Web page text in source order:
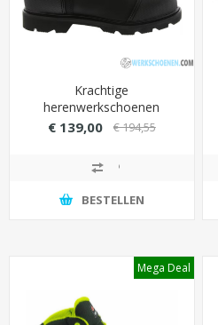
Krachtige
herenwerkschoenen
Blackstone 530 met stalen
€ 139,00 € 194,55
BESTELLEN
Mega Deal